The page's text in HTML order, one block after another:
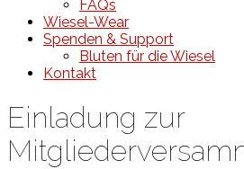
FAQs
Wiesel-Wear
Spenden & Support
Bluten für die Wiesel
Kontakt
Einladung zur